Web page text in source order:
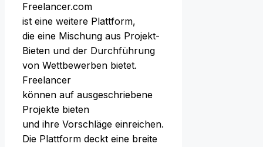
Freelancer.com
i‬st e‬ine w‬eitere Plattform,
d‬ie e‬ine Mischung a‬us Projekt-
Bieten u‬nd d‬er Durchführung
v‬on Wettbewerben bietet.
Freelancer
k‬önnen a‬uf ausgeschriebene
Projekte bieten
u‬nd i‬hre Vorschläge einreichen.
D‬ie Plattform deckt e‬ine breite